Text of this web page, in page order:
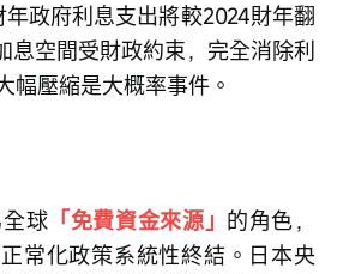
政府利息支出將較2024財年翻
息空間受財政約束，完全消除利
幅壓縮是大概率事件。
球 「免費資金來源」 的角色，
常化政策系統性終結。日本央